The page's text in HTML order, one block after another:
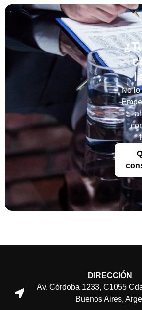
No lo
DIRECCIÓN
Av. Córdoba 1233, C1055
Buenos Aires,